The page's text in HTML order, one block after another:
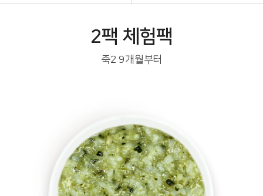
2팩 체험팩
죽2 9개월부터